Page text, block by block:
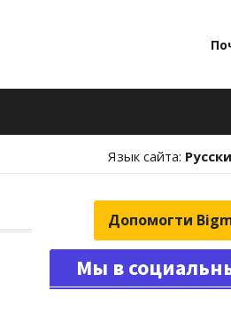
Язык сайта:
Допомогти
Мы в